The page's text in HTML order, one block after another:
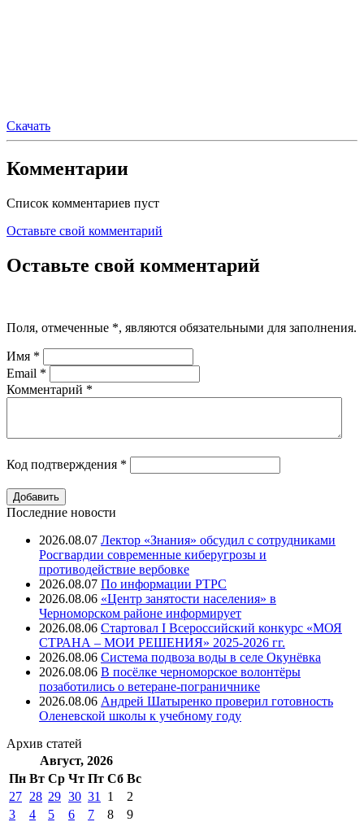
Скачать
Комментарии
Список комментариев пуст
Оставьте свой комментарий
Оставьте свой комментарий
Поля, отмеченные *, являются обязательными для заполнения.
Имя *
Email *
Комментарий *
Код подтверждения *
Последние новости
2026.08.07 Лектор «Знания» обсудил с сотрудниками
Росгвардии современные киберугрозы и
противодействие вербовке
2026.08.07 ⁠По информации РТРС
2026.08.06 «Центр занятости населения» в
Черноморском районе информирует
2026.08.06 Стартовал I Всероссийский конкурс «МОЯ
СТРАНА – МОИ РЕШЕНИЯ» 2025-2026 гг.
2026.08.06 Система подвоза воды в селе Окунёвка
2026.08.06 В посёлке черноморское волонтёры
позаботились о ветеране-пограничнике
2026.08.06 Андрей Шатыренко проверил готовность
Оленевской школы к учебному году
Архив статей
Август, 2026
Пн Вт Ср Чт Пт Cб Вс
27 28 29 30 31 1
2
3
4 5 6 7 8
9